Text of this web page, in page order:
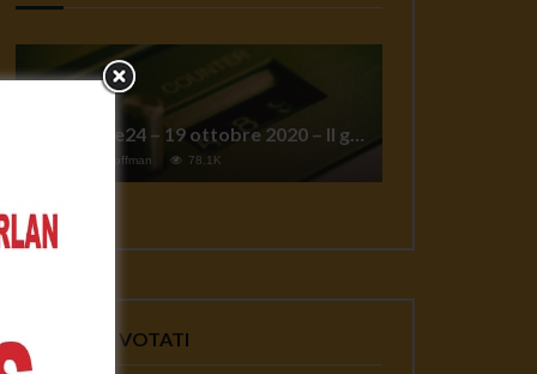
TgSole24 – 19 ottobre 2020 – Il grande reset
Jeff Hoffman 78.1K
VIDEO PIU' VOTATI